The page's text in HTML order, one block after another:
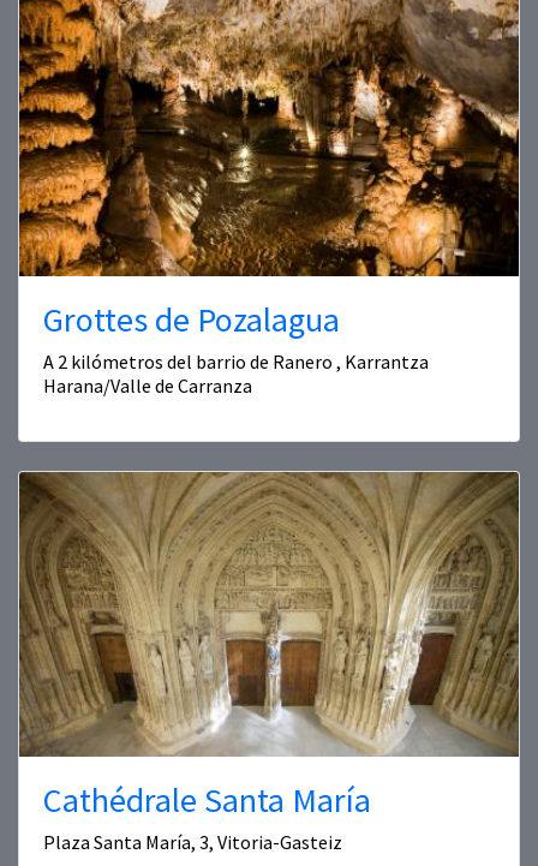
Grottes de Pozalagua
A 2 kilómetros del barrio de Ranero , Karrantza
Harana/Valle de Carranza
Cathédrale Santa María
Plaza Santa María, 3, Vitoria-Gasteiz